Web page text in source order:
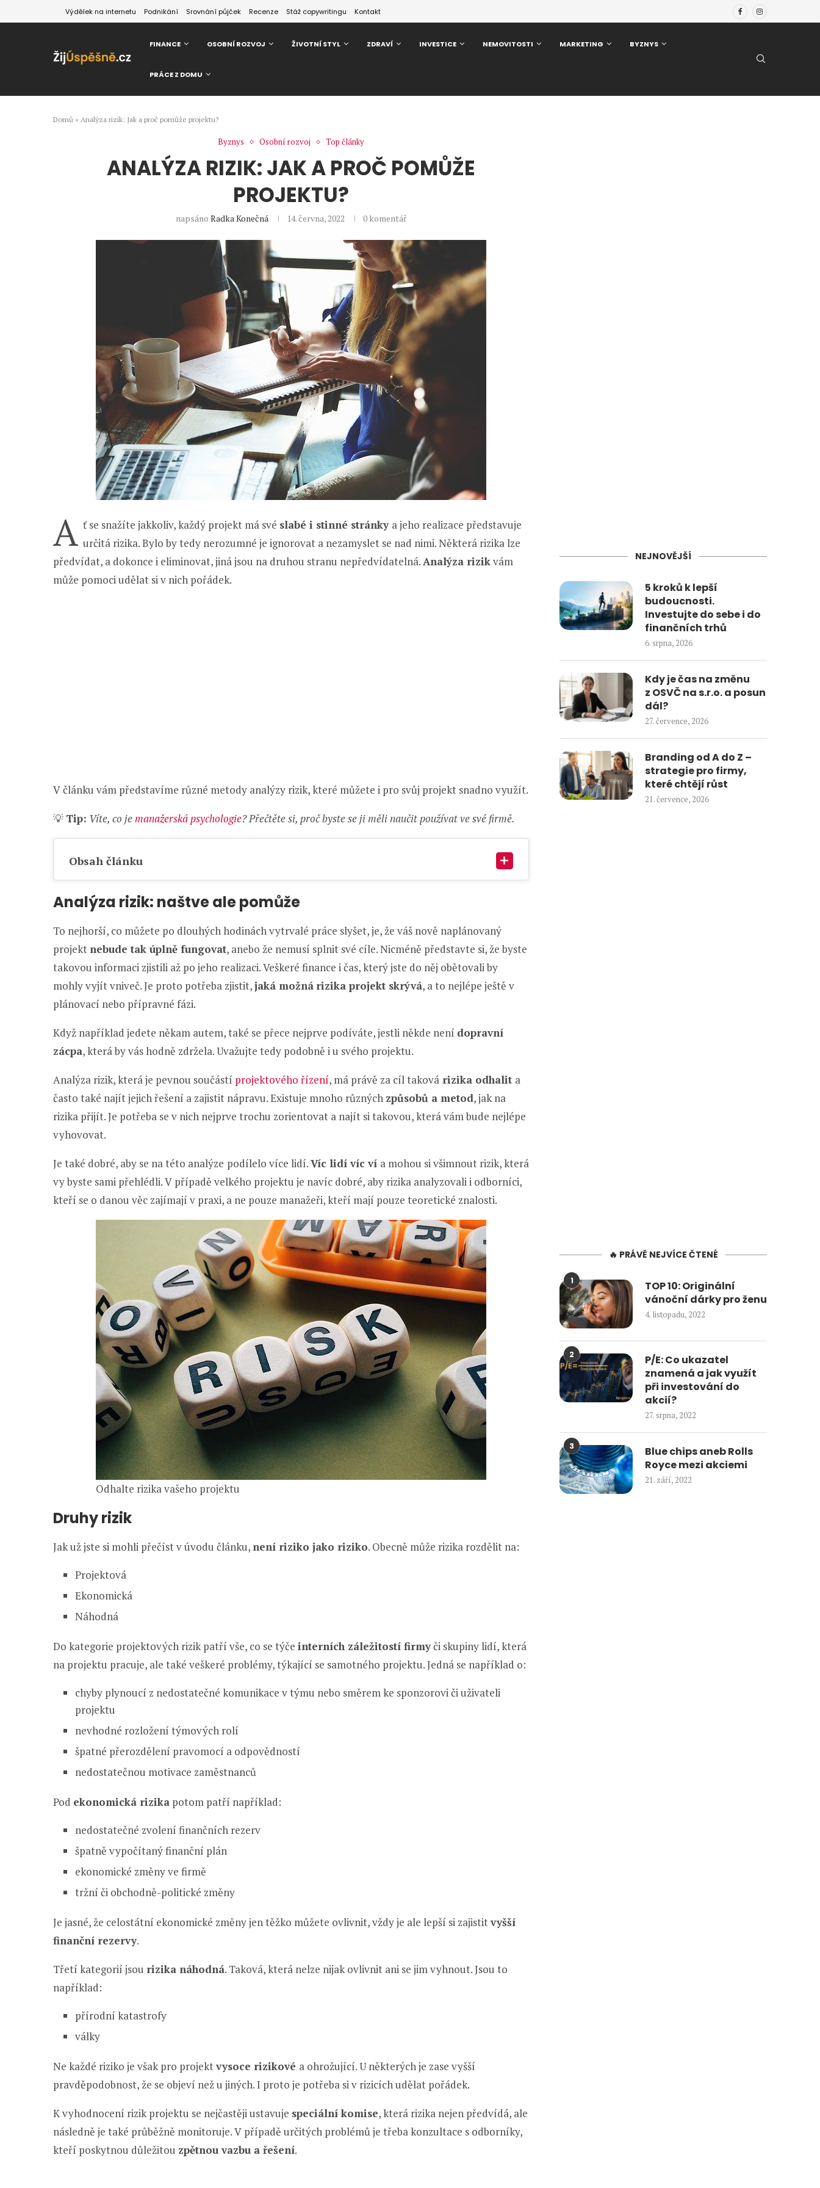
Výdělek na internetu Podnikání Srovnání půjček Recenze Stáž copywritingu Kontakt
FINANCE OSOBNÍ ROZVOJ ŽIVOTNÍ STYL ZDRAVÍ INVESTICE NEMOVITOSTI MARKETING BYZNYS
PRÁCE Z DOMU
Domů » Analýza rizik: Jak a proč pomůže projektu?
Byznys Osobní rozvoj Top články
ANALÝZA RIZIK: JAK A PROČ POMŮŽE
PROJEKTU?
napsáno Radka Konečná 14. června, 2022 0 komentář
A ť se snažíte jakkoliv, každý projekt má své slabé i stinné stránky a jeho realizace představuje
určitá rizika. Bylo by tedy nerozumné je ignorovat a nezamyslet se nad nimi. Některá rizika lze
předvídat, a dokonce i eliminovat, jiná jsou na druhou stranu nepředvídatelná.Analýza rizikvám
může pomoci udělat si v nich pořádek.
V článku vám představíme různé metody analýzy rizik, které můžete i pro svůj projekt snadno využít.
💡 Tip: Víte, co jemanažerská psychologie? Přečtěte si, proč byste se ji měli naučit používat ve své firmě.
Obsah článku
Analýza rizik: naštve ale pomůže
To nejhorší, co můžete po dlouhých hodinách vytrvalé práce slyšet, je, že váš nově naplánovaný
projekt nebude tak úplně fungovat, anebo že nemusí splnit své cíle. Nicméně představte si, že byste
takovou informaci zjistili až po jeho realizaci. Veškeré finance i čas, který jste do něj obětovali by
mohly vyjít vniveč. Je proto potřeba zjistit,jaká možná rizika projekt skrývá, a to nejlépe ještě v
plánovací nebo přípravné fázi.
Když například jedete někam autem, také se přece nejprve podíváte, jestli někde není dopravní
zácpa, která by vás hodně zdržela. Uvažujte tedy podobně i u svého projektu.
Analýza rizik, která je pevnou součástí projektového řízení, má právě za cíl taková rizika odhalit a
často také najít jejich řešení a zajistit nápravu. Existuje mnoho různých způsobů a metod, jak na
rizika přijít. Je potřeba se v nich nejprve trochu zorientovat a najít si takovou, která vám bude nejlépe
vyhovovat.
Je také dobré, aby se na této analýze podílelo více lidí.Víc lidí víc ví a mohou si všimnout rizik, která
vy byste sami přehlédli. V případě velkého projektu je navíc dobré, aby rizika analyzovali i odborníci,
kteří se o danou věc zajímají v praxi, a ne pouze manažeři, kteří mají pouze teoretické znalosti.
Odhalte rizika vašeho projektu
Druhy rizik
Jak už jste si mohli přečíst v úvodu článku, není riziko jako riziko. Obecně může rizika rozdělit na:
Projektová
Ekonomická
Náhodná
Do kategorie projektových rizik patří vše, co se týče interních záležitostí firmyči skupiny lidí, která
na projektu pracuje, ale také veškeré problémy, týkající se samotného projektu. Jedná se například o:
chyby plynoucí z nedostatečné komunikace v týmu nebo směrem ke sponzorovi či uživateli
projektu
nevhodné rozložení týmových rolí
špatné přerozdělení pravomocí a odpovědností
nedostatečnou motivace zaměstnanců
Pod ekonomická rizika potom patří například:
nedostatečné zvolení finančních rezerv
špatně vypočítaný finanční plán
ekonomické změny ve firmě
tržní či obchodně-politické změny
Je jasné, že celostátní ekonomické změny jen těžko můžete ovlivnit, vždy je ale lepší si zajistitvyšší
finanční rezervy.
Třetí kategorií jsou rizika náhodná. Taková, která nelze nijak ovlivnit ani se jim vyhnout. Jsou to
například:
přírodní katastrofy
války
Ne každé riziko je však pro projektvysoce rizikové a ohrožující. U některých je zase vyšší
pravděpodobnost, že se objeví než u jiných. I proto je potřeba si v rizicích udělat pořádek.
K vyhodnocení rizik projektu se nejčastěji ustavuje speciální komise, která rizika nejen předvídá, ale
následně je také průběžně monitoruje. V případě určitých problémů je třeba konzultace s odborníky,
kteří poskytnou důležitou zpětnou vazbu a řešení.
NEJNOVĚJŠÍ
5 kroků k lepší
budoucnosti.
Investujte do sebe i do
finančních trhů
6. srpna, 2026
Kdy je čas na změnu
z OSVČ na s.r.o. a posun
dál?
27. července, 2026
Branding od A do Z –
strategie pro firmy,
které chtějí růst
21. července, 2026
🔥 PRÁVĚ NEJVÍCE ČTENÉ
1
TOP 10: Originální
vánoční dárky pro ženu
4. listopadu, 2022
2
P/E: Co ukazatel
znamená a jak využít
při investování do
akcií?
27. srpna, 2022
3
Blue chips aneb Rolls
Royce mezi akciemi
21. září, 2022